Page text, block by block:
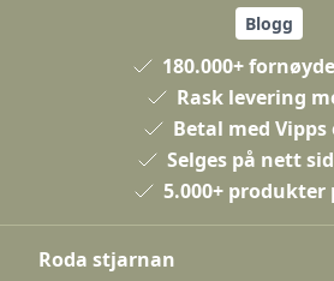
Blogg
180.000+
Rask levering
Betal med Vipps
Selges på nett
5.000+ produkter
Roda stjarnan